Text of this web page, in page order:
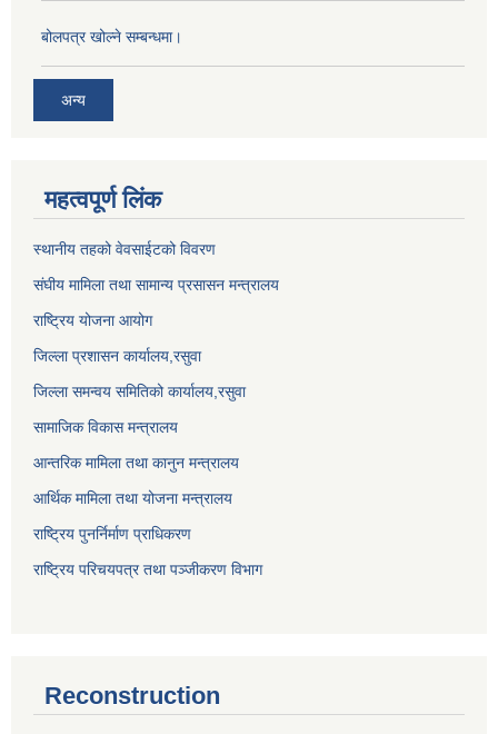
बोलपत्र खोल्ने सम्बन्धमा।
अन्य
महत्वपूर्ण लिंक
स्थानीय तहको वेवसाईटको विवरण
संघीय मामिला तथा सामान्य प्रसासन मन्त्रालय
राष्ट्रिय योजना आयोग
जिल्ला प्रशासन कार्यालय, रसुवा
जिल्ला समन्वय समितिको कार्यालय, रसुवा
सामाजिक विकास मन्त्रालय
आन्तरिक मामिला तथा कानुन मन्त्रालय
आर्थिक मामिला तथा योजना मन्त्रालय
राष्ट्रिय पुनर्निर्माण प्राधिकरण
राष्ट्रिय परिचयपत्र तथा पञ्जीकरण विभाग
Reconstruction